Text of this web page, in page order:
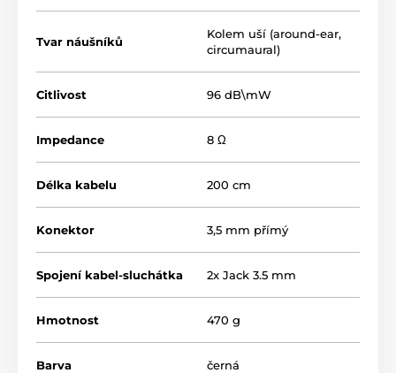
Tvar náušníků
Kolem uší (around-ear,
circumaural)
Citlivost 96 dB\mW
Impedance 8 Ω
Délka kabelu 200 cm
Konektor 3,5 mm přímý
Spojení kabel-sluchátka 2x Jack 3.5 mm
Hmotnost 470 g
Barva černá